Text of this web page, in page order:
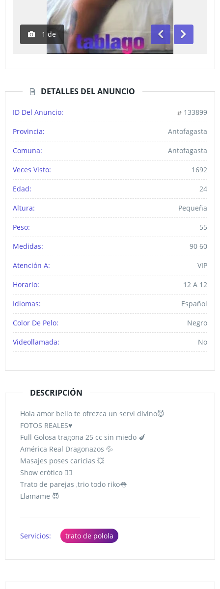
1 de
Anterior
DETALLES DEL ANUNCIO
ID Del Anuncio: 133899
Provincia: Antofagasta
Comuna: Antofagasta
Veces Visto: 1692
Edad: 24
Altura: Pequeña
Peso: 55
Medidas: 90 60
Atención A: VIP
Horario: 12 A 12
Idiomas: Español
Color De Pelo: Negro
Videollamada: No
DESCRIPCIÓN
Hola amor bello te ofrezca un servi divino😈
FOTOS REALES♥️
Full Golosa tragona 25 cc sin miedo 🍆
América Real Dragonazos 💦
Masajes poses caricias 💥
Show erótico 👯‍♂️
Trato de parejas ,trio todo riko👅
Llamame 😈
Servicios: trato de polola